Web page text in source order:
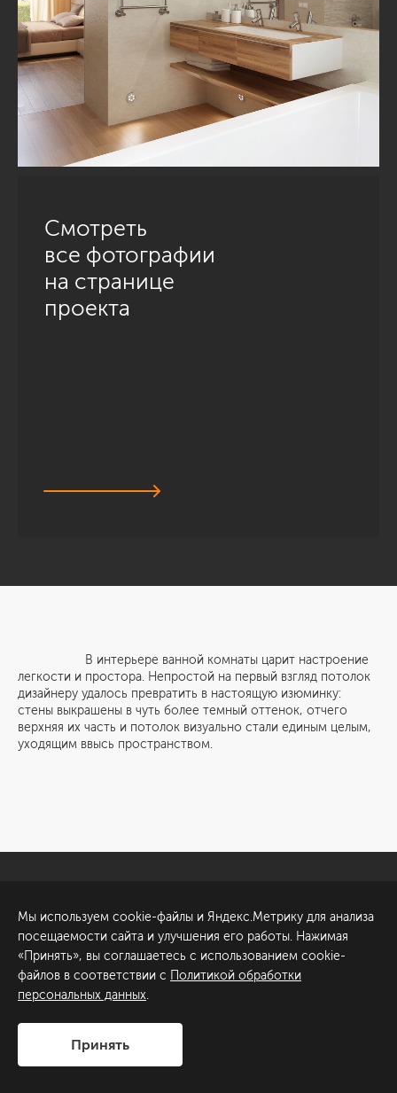
Смотреть
все фотографии
на странице
проекта
В интерьере ванной комнаты царит настроение
легкости и простора. Непростой на первый взгляд потолок
дизайнеру удалось превратить в настоящую изюминку:
стены выкрашены в чуть более темный оттенок, отчего
верхняя их часть и потолок визуально стали единым целым,
уходящим ввысь пространством.
Обсудить проект
ул. Академика Павлова, 6
к1
+7 (812) 200-95-55
Сделано в
Мы используем cookie-файлы и Яндекс.Метрику для анализа
посещаемости сайта и улучшения его работы. Нажимая
«Принять», вы соглашаетесь с использованием cookie-
файлов в соответствии с Политикой обработки
персональных данных.
Принять